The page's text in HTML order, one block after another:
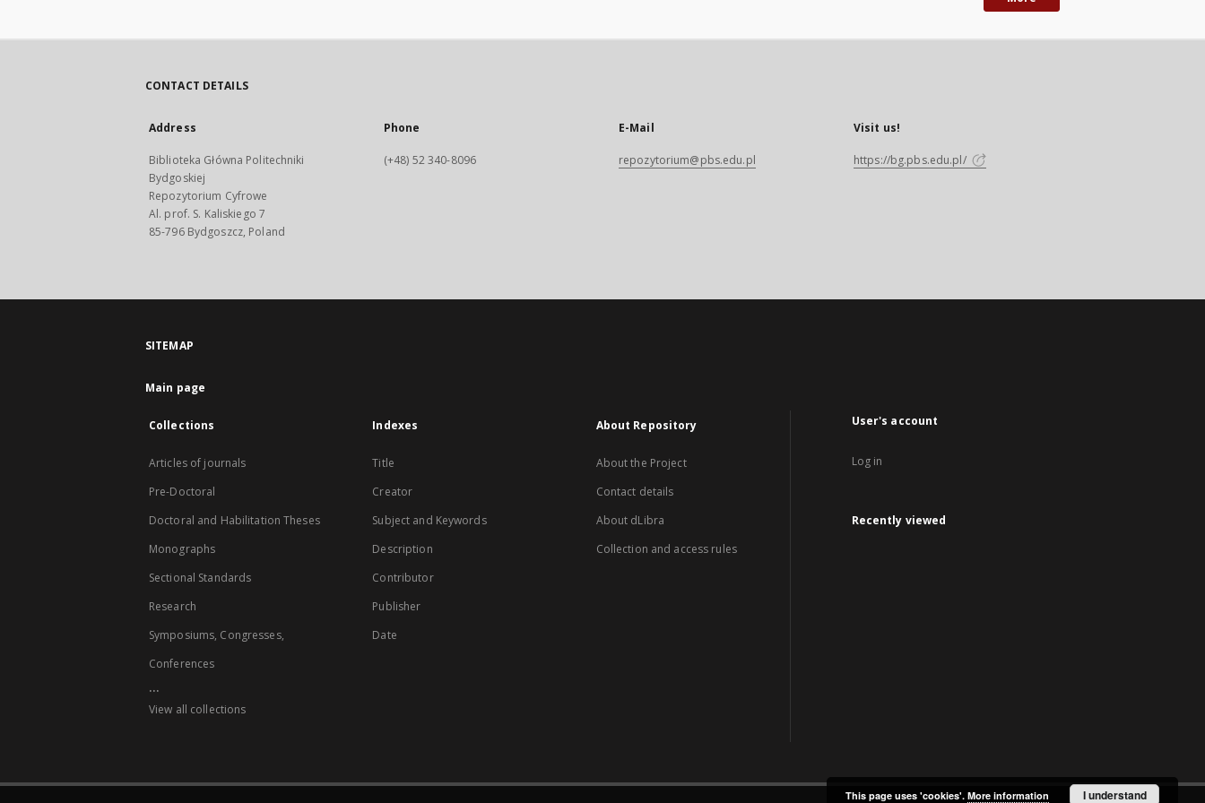
CONTACT DETAILS
Address
Biblioteka Główna Politechniki
Bydgoskiej
Repozytorium Cyfrowe
Al. prof. S. Kaliskiego 7
85-796 Bydgoszcz, Poland
Phone
(+48) 52 340-8096
E-Mail
repozytorium@pbs.edu.pl
Visit us!
https://bg.pbs.edu.pl/
SITEMAP
Main page
Collections
Articles of journals
Pre-Doctoral
Doctoral and Habilitation Theses
Monographs
Sectional Standards
Research
Symposiums, Congresses,
Conferences
...
View all collections
Indexes
Title
Creator
Subject and Keywords
Description
Contributor
Publisher
Date
About Repository
About the Project
Contact details
About dLibra
Collection and access rules
User's account
Log in
Recently viewed
This page uses 'cookies'. More information I understand